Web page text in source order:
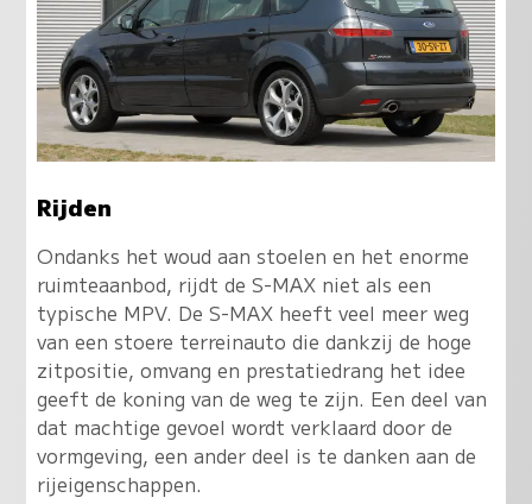
Rijden
Ondanks het woud aan stoelen en het enorme
ruimteaanbod, rijdt de S-MAX niet als een
typische MPV. De S-MAX heeft veel meer weg
van een stoere terreinauto die dankzij de hoge
zitpositie, omvang en prestatiedrang het idee
geeft de koning van de weg te zijn. Een deel van
dat machtige gevoel wordt verklaard door de
vormgeving, een ander deel is te danken aan de
rijeigenschappen.